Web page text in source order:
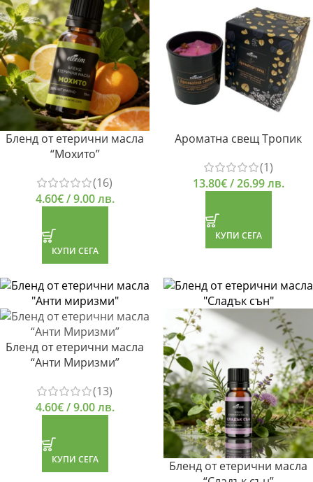
Бленд от етерични масла
“Мохито”
(16)
4.60€/ 9.00 лв.
КУПИ СЕГА
Ароматна свещ Тропик
(1)
13.80€/ 26.99 лв.
КУПИ СЕГА
Бленд от етерични масла
“Анти Миризми”
(13)
4.60€/ 9.00 лв.
КУПИ СЕГА
Бленд от етерични масла